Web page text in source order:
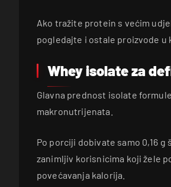
Ako tražite protein s većim
pogledajte i ostale proizvode u
Whey isolate za
Glavna prednost isolate
makronutrijenata.
Po porciji dobivate samo 0,16 g
zanimljiv korisnicima koji žele
povećavanja kalorija.